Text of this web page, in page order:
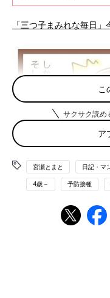
回、
を描
ンオ
「三つ子まみれな毎日
こ
サクサク読め
ア
宮瀬とまと 日記・マ
4歳～ 予防接種